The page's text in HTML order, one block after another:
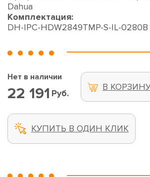
Dahua
Комплектация:
DH-IPC-HDW2849TMP-S-IL-0280B
Нет в наличии
22 191 Руб.
В
КУПИТЬ В ОДИН КЛИК